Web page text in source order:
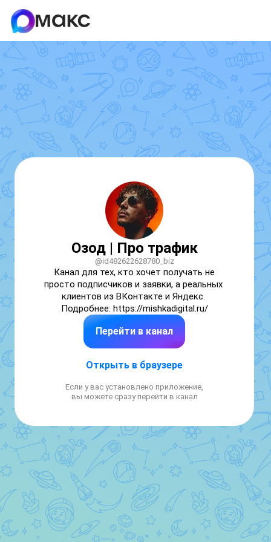
Озод | Про трафик
@id482622628780_biz
Канал для тех, кто хочет получать не
просто подписчиков и заявки, а реальных
клиентов из ВКонтакте и Яндекс.
Подробнее: https://mishkadigital.ru/
Перейти в канал
Открыть в браузере
Если у вас установлено приложение,
вы можете сразу перейти в канал